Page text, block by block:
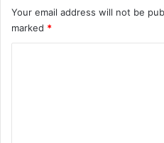
Your email address will not be
marked *